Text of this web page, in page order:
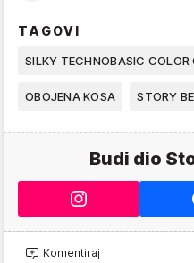
TAGOVI
SILKY TECHNOBASIC COLOR
OBOJENA KOSA STORY
Budi dio
Komentiraj